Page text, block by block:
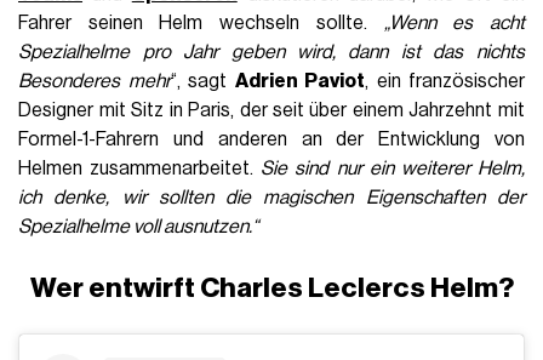
Fahrer seinen Helm wechseln sollte. „Wenn es acht
Spezialhelme pro Jahr geben wird, dann ist das nichts
Besonderes mehr“, sagt Adrien Paviot, ein französischer
Designer mit Sitz in Paris, der seit über einem Jahrzehnt mit
Formel-1-Fahrern und anderen an der Entwicklung von
Helmen zusammenarbeitet. Sie sind nur ein weiterer Helm,
ich denke, wir sollten die magischen Eigenschaften der
Spezialhelme voll ausnutzen.“
Wer entwirft Charles Leclercs Helm?